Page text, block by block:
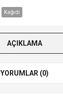
Kağıdı
AÇIKLAMA
YORUMLAR (0)